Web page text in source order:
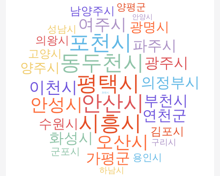
평택시
동두천시
안산시
시흥시
포천시
오산시
안성시
이천시
여주시
의정부시
부천시
파주시
화성시
광주시
연천군
가평군
수원시
광명시
양주시
고양시
남양주시
의왕시
김포시
성남시
군포시 용인시
양평군
구리시
하남시
안양시
과천시